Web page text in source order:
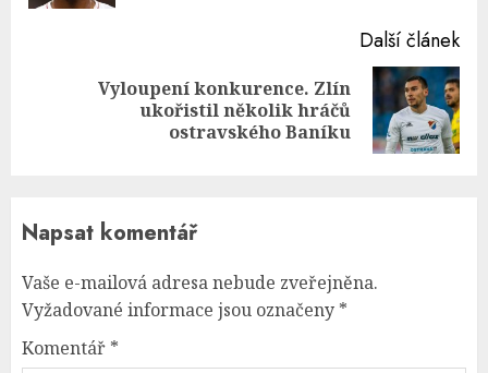
Další článek
Vyloupení konkurence. Zlín
ukořistil několik hráčů
ostravského Baníku
Napsat komentář
Vaše e-mailová adresa nebude zveřejněna.
Vyžadované informace jsou označeny *
Komentář *